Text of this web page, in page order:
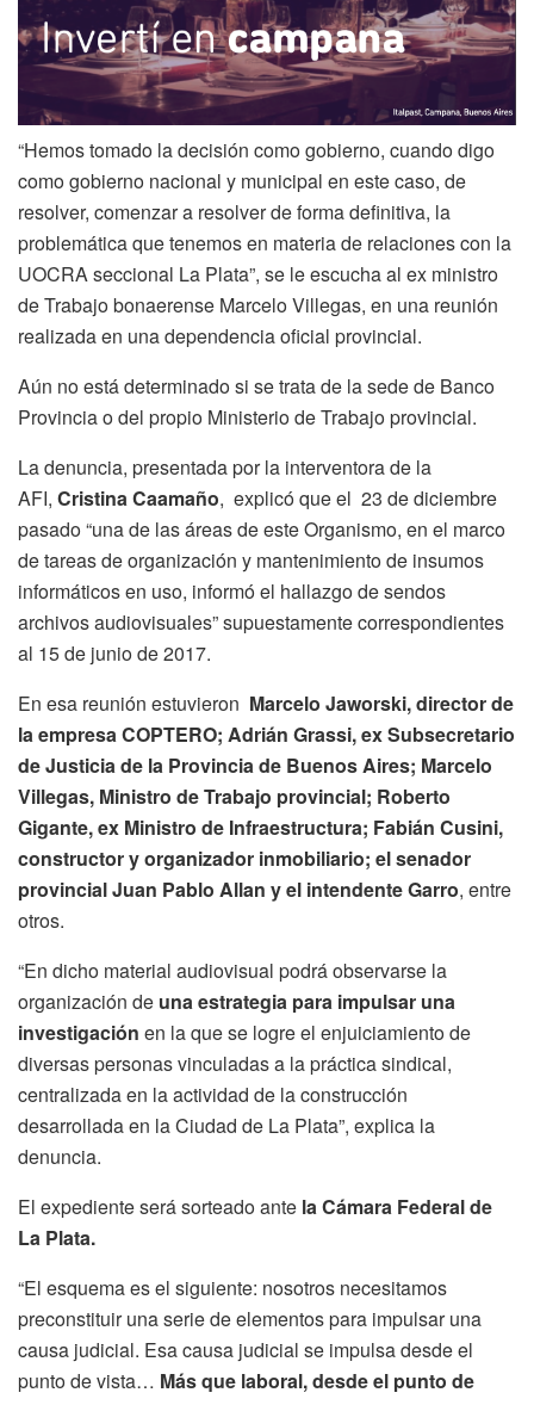
“Hemos tomado la decisión como gobierno, cuando digo
como gobierno nacional y municipal en este caso, de
resolver, comenzar a resolver de forma definitiva, la
problemática que tenemos en materia de relaciones con la
UOCRA seccional La Plata”, se le escucha al ex ministro
de Trabajo bonaerense Marcelo Villegas, en una reunión
realizada en una dependencia oficial provincial.
Aún no está determinado si se trata de la sede de Banco
Provincia o del propio Ministerio de Trabajo provincial.
La denuncia, presentada por la interventora de la
AFI, Cristina Caamaño, explicó que el 23 de diciembre
pasado “una de las áreas de este Organismo, en el marco
de tareas de organización y mantenimiento de insumos
informáticos en uso, informó el hallazgo de sendos
archivos audiovisuales” supuestamente correspondientes
al 15 de junio de 2017.
En esa reunión estuvieron Marcelo Jaworski, director de
la empresa COPTERO; Adrián Grassi, ex Subsecretario
de Justicia de la Provincia de Buenos Aires; Marcelo
Villegas, Ministro de Trabajo provincial; Roberto
Gigante, ex Ministro de Infraestructura; Fabián Cusini,
constructor y organizador inmobiliario; el senador
provincial Juan Pablo Allan y el intendente Garro, entre
otros.
“En dicho material audiovisual podrá observarse la
organización de una estrategia para impulsar una
investigación en la que se logre el enjuiciamiento de
diversas personas vinculadas a la práctica sindical,
centralizada en la actividad de la construcción
desarrollada en la Ciudad de La Plata”, explica la
denuncia.
El expediente será sorteado ante la Cámara Federal de
La Plata.
“El esquema es el siguiente: nosotros necesitamos
preconstituir una serie de elementos para impulsar una
causa judicial. Esa causa judicial se impulsa desde el
punto de vista… Más que laboral, desde el punto de